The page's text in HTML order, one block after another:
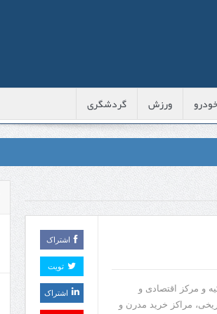
خودرو ورزش گردشگری
و مرکز اقتصادی و
مراکز خرید مدرن و
اشتراک
تویت
اشتراک